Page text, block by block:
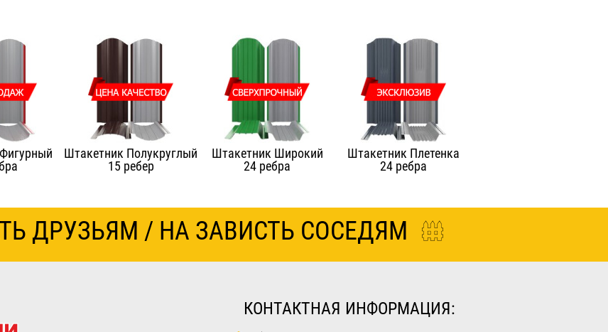
Штакетник Полукруглый
15 ребер
Штакетник Широкий
24 ребра
Штакетник Плетенка
24 ребра
ДРУЗЬЯМ / НА ЗАВИСТЬ СОСЕДЯМ
КОНТАКТНАЯ ИНФОРМАЦИЯ: